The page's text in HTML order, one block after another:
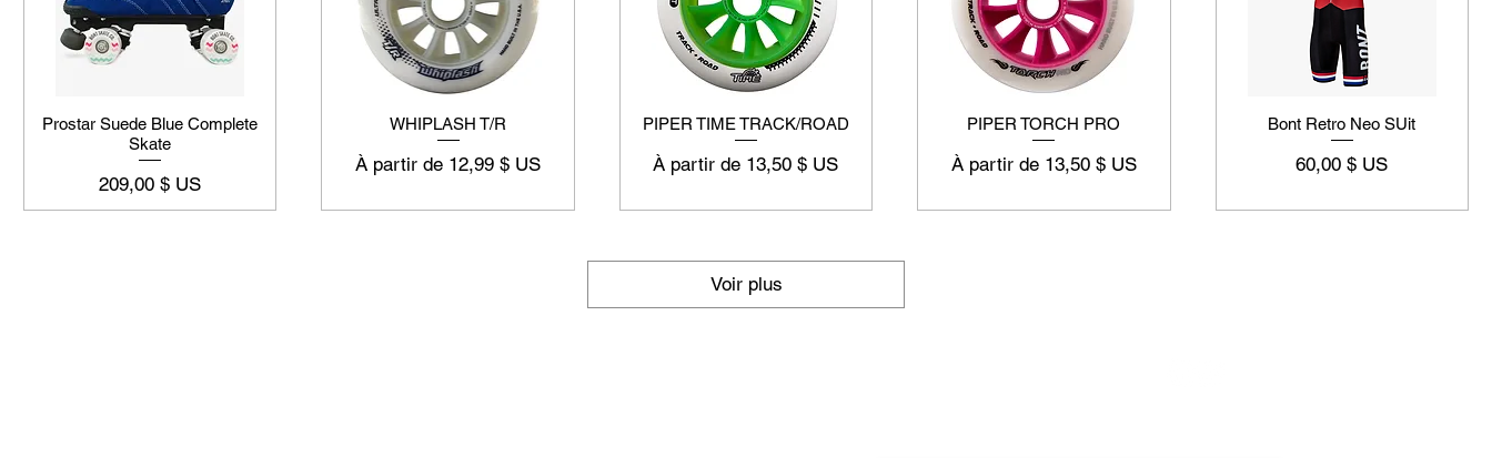
Prostar Suede Blue Complete
Skate
Prix
209,00 $ US
WHIPLASH T/R
À partir de 12,99 $ US
Prix promotionnel
PIPER TIME TRACK/ROAD
À partir de 13,50 $ US
Prix promotionnel
PIPER TORCH PRO
À partir de 13,50 $ US
Prix promotionnel
Bont Retro Neo SUit
Prix
60,00 $ US
Voir plus